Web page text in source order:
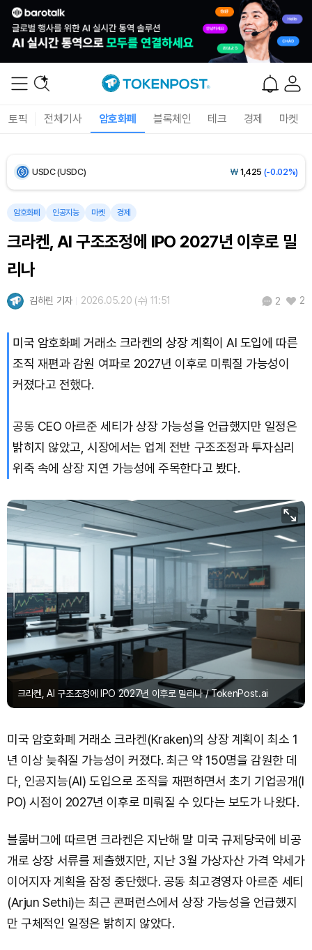
토픽 전체기사 암호화폐 블록체인 테크 경제 마켓
Bitcoin (BTC) ₩ 91,585,145(-0.58%)
Ethereum (ETH) ₩2,710,125 (-0.41%)
Tether USDt (USDT) 1,424(+0.01%)
BNB (BNB) ₩ 843,712 (-0.67%)
Solana (SOL)
Bitcoin (BTC) ₩91,585,145(-0.58%)
암호화폐 인공지능 마켓 경제
크라켄, AI 구조조정에 IPO 2027년 이후로 밀
리나
김하린 기자 2026.05.20 (수) 11:51 2 2
미국 암호화폐 거래소 크라켄의 상장 계획이 AI 도입에 따른
조직 재편과 감원 여파로 2027년 이후로 미뤄질 가능성이
커졌다고 전했다.
공동 CEO 아르준 세티가 상장 가능성을 언급했지만 일정은
밝히지 않았고, 시장에서는 업계 전반 구조조정과 투자심리
위축 속에 상장 지연 가능성에 주목한다고 봤다.
크라켄, AI 구조조정에 IPO 2027년 이후로 밀리나 / TokenPost.ai
미국 암호화폐 거래소 크라켄(Kraken)의 상장 계획이 최소 1
년 이상 늦춰질 가능성이 커졌다. 최근 약 150명을 감원한 데
다, 인공지능(AI) 도입으로 조직을 재편하면서 초기 기업공개(I
PO) 시점이 2027년 이후로 미뤄질 수 있다는 보도가 나왔다.
블룸버그에 따르면 크라켄은 지난해 말 미국 규제당국에 비공
개로 상장 서류를 제출했지만, 지난 3월 가상자산 가격 약세가
이어지자 계획을 잠정 중단했다. 공동 최고경영자 아르준 세티
(Arjun Sethi)는 최근 콘퍼런스에서 상장 가능성을 언급했지
만 구체적인 일정은 밝히지 않았다.